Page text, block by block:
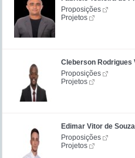
Proposições
Projetos
Cleberson Rodrigues
Proposições
Projetos
Edimar Vitor de
Proposições
Projetos